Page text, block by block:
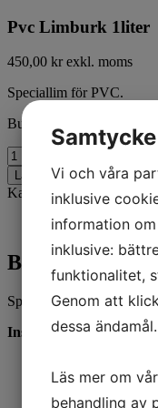
Pvc Limburk 1liter
450,00 kr exkl. moms
Speciallim för PVC.
Burk 1 liter
Pvc
Limburk
1liter
mängd
Lägg till i varukorg
Kategori:Tillbehör
Beskrivning
Beskrivning
Speciallim för mjuk och
Instruktioner:
Se till att ytorna
Stryk lim på båda
Vänta 3-5 minuter
Vi och våra
inklusive
information
inklusive:
funktionalitet,
Genom att
dessa ändamål.
Läs mer om
behandling av